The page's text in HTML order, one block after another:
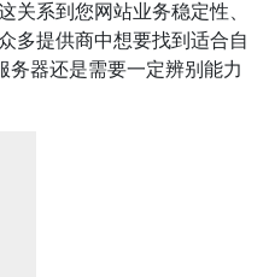
关系到您网站业务稳定性、
多提供商中想要找到适合自
器还是需要一定辨别能力